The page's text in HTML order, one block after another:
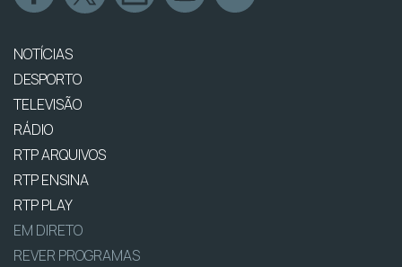
NOTÍCIAS
DESPORTO
TELEVISÃO
RÁDIO
RTP ARQUIVOS
RTP ENSINA
RTP PLAY
EM DIRETO
REVER PROGRAMAS